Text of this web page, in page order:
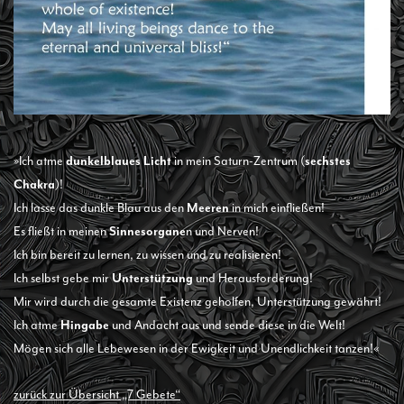
»Ich atmedunkelblaues Lichtin mein Saturn-Zentrum (sechstes
Chakra)!
Ich lasse das dunkle Blau aus denMeerenin mich einfließen!
Es fließt in meinenSinnesorganen und Nerven!
Ich bin bereit zu lernen, zu wissen und zu realisieren!
Ich selbst gebe mirUnterstützungund Herausforderung!
Mir wird durch die gesamte Existenz geholfen, Unterstützung gewährt!
Ich atmeHingabeund Andacht aus und sende diese in die Welt!
Mögen sich alle Lebewesen in der Ewigkeit und Unendlichkeit tanzen!«
zurück zur Übersicht „7 Gebete“